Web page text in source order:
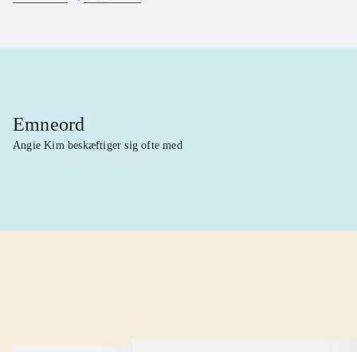
Emneord
Angie Kim beskæftiger sig ofte med